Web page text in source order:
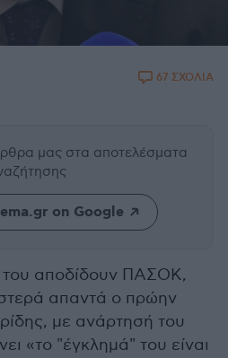
67 ΣΧΟΛΙΑ
μας στα αποτελέσματα
on Google
του αποδίδουν ΠΑΣΟΚ,
απαντά ο πρώην
με ανάρτησή του
«το "έγκλημά" του είναι